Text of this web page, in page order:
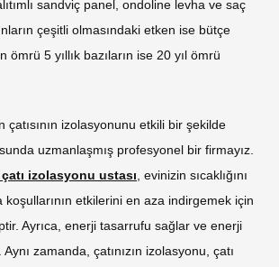
sandviç panel, ondoline levha ve saç
çeşitli olmasındaki etken ise bütçe
ömrü 5 yıllık bazıların ise 20 yıl ömrü
çatısının izolasyonunu etkili bir şekilde
uzmanlaşmış profesyonel bir firmayız.
çatı izolasyonu ustası , evinizin sıcaklığını
koşullarının etkilerini en aza indirgemek için
Ayrıca, enerji tasarrufu sağlar ve enerji
zamanda, çatınızın izolasyonu, çatı